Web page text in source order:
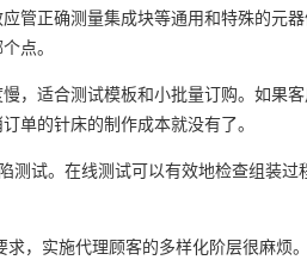
管正确测量集成块等通用和特殊的元
点。
，适合测试模板和小批量订购。如果
单的针床的制作成本就没有了。
测试。在线测试可以有效地检查组装
，实施代理顾客的多样化阶层很麻烦